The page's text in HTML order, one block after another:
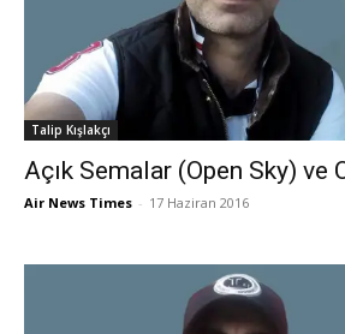
Talip Kışlakçı
Açık Semalar (Open Sky) ve
Air News Times - 17 Haziran 2016